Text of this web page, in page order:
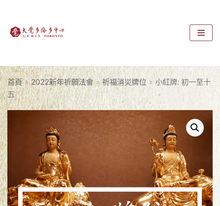
to
首頁 » 2022新年祈願法會 » 祈福消災牌位 » 小紅牌: 初一至十
五